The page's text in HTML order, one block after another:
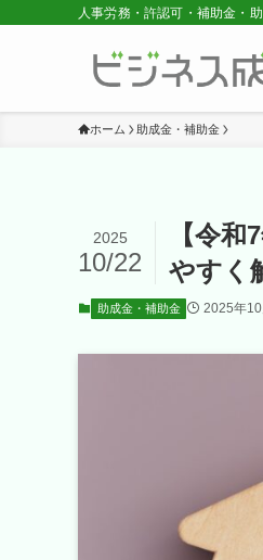
人事労務・許認可・補助金・
ホーム 助成金・補助金
【令
やすく
2025
10/22
助成金・補助金 2025年10